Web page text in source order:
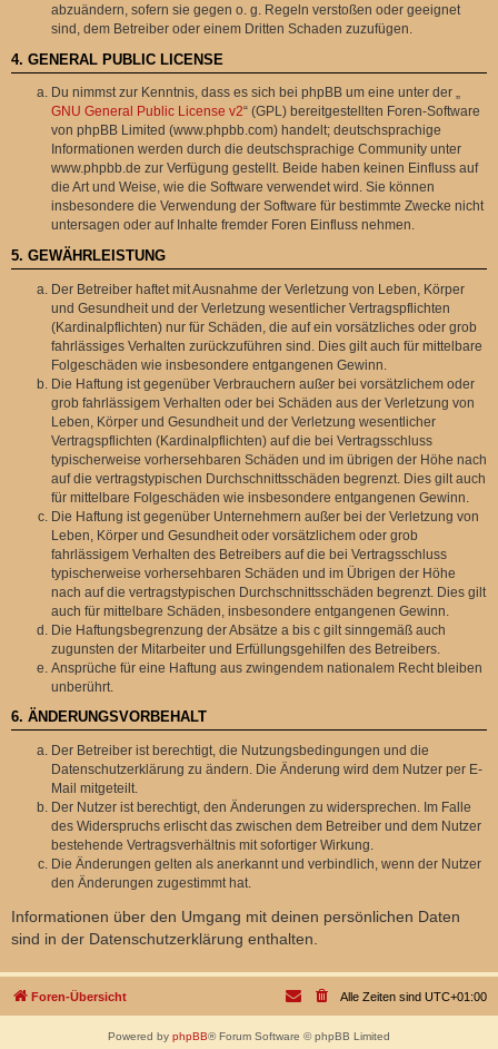
abzuändern, sofern sie gegen o. g. Regeln verstoßen oder geeignet
sind, dem Betreiber oder einem Dritten Schaden zuzufügen.
4. GENERAL PUBLIC LICENSE
Du nimmst zur Kenntnis, dass es sich bei phpBB um eine unter der „
GNU General Public License v2“ (GPL) bereitgestellten Foren-Software
von phpBB Limited (www.phpbb.com) handelt; deutschsprachige
Informationen werden durch die deutschsprachige Community unter
www.phpbb.de zur Verfügung gestellt. Beide haben keinen Einfluss auf
die Art und Weise, wie die Software verwendet wird. Sie können
insbesondere die Verwendung der Software für bestimmte Zwecke nicht
untersagen oder auf Inhalte fremder Foren Einfluss nehmen.
5. GEWÄHRLEISTUNG
Der Betreiber haftet mit Ausnahme der Verletzung von Leben, Körper
und Gesundheit und der Verletzung wesentlicher Vertragspflichten
(Kardinalpflichten) nur für Schäden, die auf ein vorsätzliches oder grob
fahrlässiges Verhalten zurückzuführen sind. Dies gilt auch für mittelbare
Folgeschäden wie insbesondere entgangenen Gewinn.
Die Haftung ist gegenüber Verbrauchern außer bei vorsätzlichem oder
grob fahrlässigem Verhalten oder bei Schäden aus der Verletzung von
Leben, Körper und Gesundheit und der Verletzung wesentlicher
Vertragspflichten (Kardinalpflichten) auf die bei Vertragsschluss
typischerweise vorhersehbaren Schäden und im übrigen der Höhe nach
auf die vertragstypischen Durchschnittsschäden begrenzt. Dies gilt auch
für mittelbare Folgeschäden wie insbesondere entgangenen Gewinn.
Die Haftung ist gegenüber Unternehmern außer bei der Verletzung von
Leben, Körper und Gesundheit oder vorsätzlichem oder grob
fahrlässigem Verhalten des Betreibers auf die bei Vertragsschluss
typischerweise vorhersehbaren Schäden und im Übrigen der Höhe
nach auf die vertragstypischen Durchschnittsschäden begrenzt. Dies gilt
auch für mittelbare Schäden, insbesondere entgangenen Gewinn.
Die Haftungsbegrenzung der Absätze a bis c gilt sinngemäß auch
zugunsten der Mitarbeiter und Erfüllungsgehilfen des Betreibers.
Ansprüche für eine Haftung aus zwingendem nationalem Recht bleiben
unberührt.
6. ÄNDERUNGSVORBEHALT
Der Betreiber ist berechtigt, die Nutzungsbedingungen und die
Datenschutzerklärung zu ändern. Die Änderung wird dem Nutzer per E-
Mail mitgeteilt.
Der Nutzer ist berechtigt, den Änderungen zu widersprechen. Im Falle
des Widerspruchs erlischt das zwischen dem Betreiber und dem Nutzer
bestehende Vertragsverhältnis mit sofortiger Wirkung.
Die Änderungen gelten als anerkannt und verbindlich, wenn der Nutzer
den Änderungen zugestimmt hat.
Informationen über den Umgang mit deinen persönlichen Daten
sind in der Datenschutzerklärung enthalten.
Foren-Übersicht Alle Zeiten sind UTC+01:00
Powered by phpBB® Forum Software © phpBB Limited